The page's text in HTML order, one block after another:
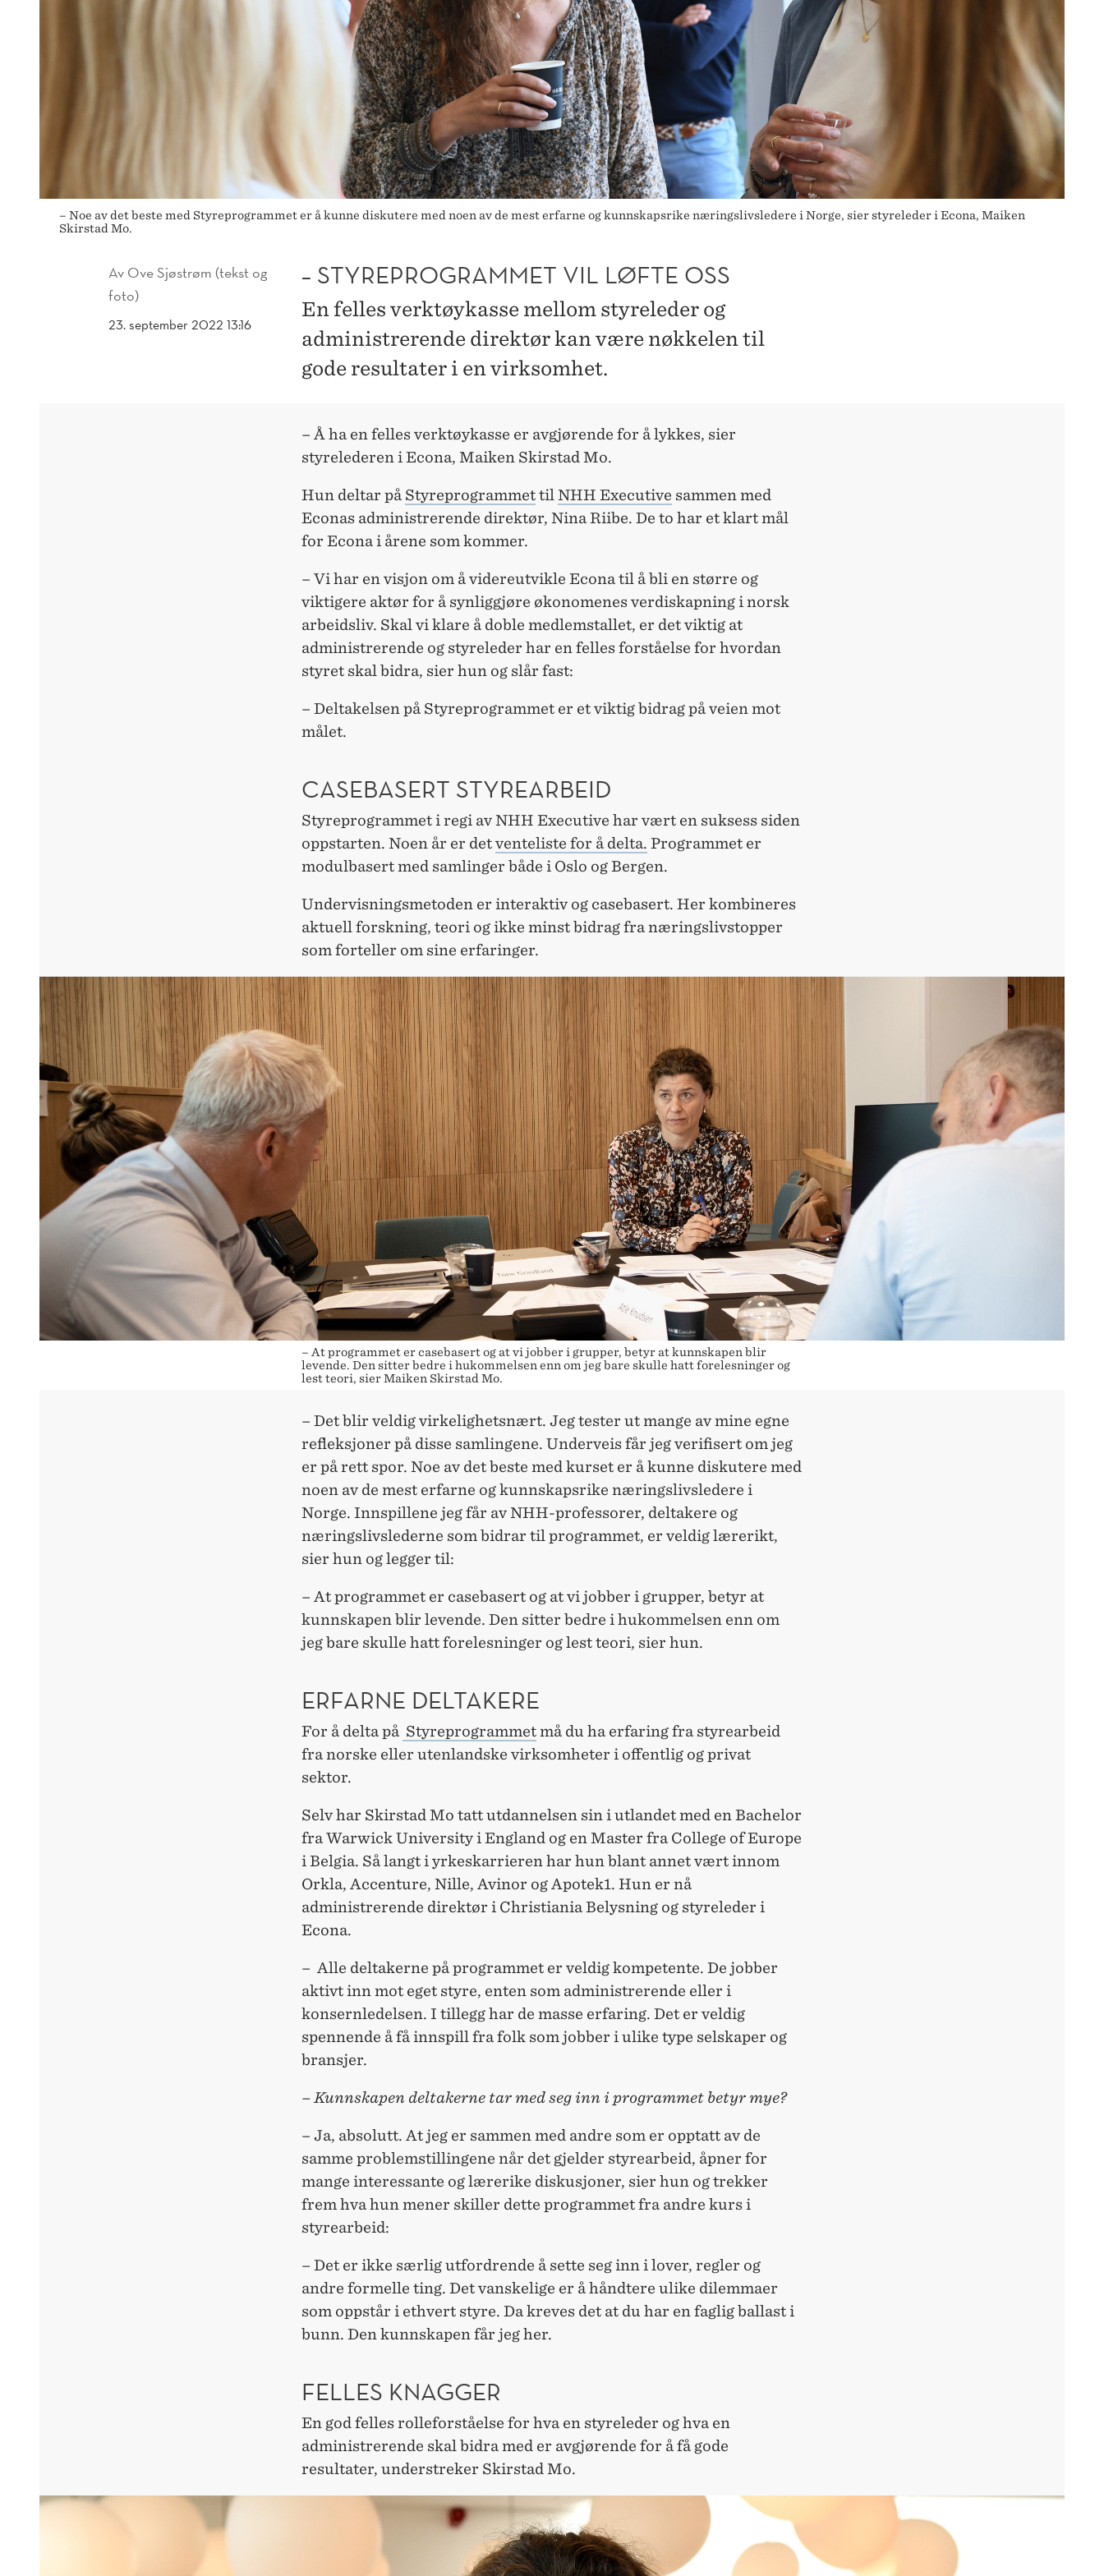
– Noe av det beste med Styreprogrammet er å kunne diskutere med noen av de mest erfarne og kunnskapsrike næringslivsledere i Norge, sier styreleder i Econa, Maiken
Skirstad Mo.
Av Ove Sjøstrøm (tekst og
foto)
23. september 2022 13:16
– STYREPROGRAMMET VIL LØFTE OSS
En felles verktøykasse mellom styreleder og
administrerende direktør kan være nøkkelen til
gode resultater i en virksomhet.
– Å ha en felles verktøykasse er avgjørende for å lykkes, sier
styrelederen i Econa, Maiken Skirstad Mo.
Hun deltar på Styreprogrammettil NHH Executive sammen med
Econas administrerende direktør, Nina Riibe. De to har et klart mål
for Econa i årene som kommer.
– Vi har en visjon om å videreutvikle Econa til å bli en større og
viktigere aktør for å synliggjøre økonomenes verdiskapning i norsk
arbeidsliv. Skal vi klare å doble medlemstallet, er det viktig at
administrerende og styreleder har en felles forståelse for hvordan
styret skal bidra, sier hun og slår fast:
– Deltakelsen på Styreprogrammet er et viktig bidrag på veien mot
målet.
CASEBASERT STYREARBEID
Styreprogrammet i regi av NHH Executive har vært en suksess siden
oppstarten. Noen år er detventeliste for å delta. Programmet er
modulbasert med samlinger både i Oslo og Bergen.
Undervisningsmetoden er interaktiv og casebasert. Her kombineres
aktuell forskning, teori og ikke minst bidrag fra næringslivstopper
som forteller om sine erfaringer.
– At programmet er casebasert og at vi jobber i grupper, betyr at kunnskapen blir
levende. Den sitter bedre i hukommelsen enn om jeg bare skulle hatt forelesninger og
lest teori, sier Maiken Skirstad Mo.
– Det blir veldig virkelighetsnært. Jeg tester ut mange av mine egne
refleksjoner på disse samlingene. Underveis får jeg verifisert om jeg
er på rett spor. Noe av det beste med kurset er å kunne diskutere med
noen av de mest erfarne og kunnskapsrike næringslivsledere i
Norge. Innspillene jeg får av NHH-professorer, deltakere og
næringslivslederne som bidrar til programmet, er veldig lærerikt,
sier hun og legger til:
– At programmet er casebasert og at vi jobber i grupper, betyr at
kunnskapen blir levende. Den sitter bedre i hukommelsen enn om
jeg bare skulle hatt forelesninger og lest teori, sier hun.
ERFARNE DELTAKERE
For å delta på Styreprogrammetmå du ha erfaring fra styrearbeid
fra norske eller utenlandske virksomheter i offentlig og privat
sektor.
Selv har Skirstad Mo tatt utdannelsen sin i utlandet med en Bachelor
fra Warwick University i England og en Master fra College of Europe
i Belgia. Så langt i yrkeskarrieren har hun blant annet vært innom
Orkla, Accenture, Nille, Avinor og Apotek1. Hun er nå
administrerende direktør i Christiania Belysning og styreleder i
Econa.
– Alle deltakerne på programmet er veldig kompetente. De jobber
aktivt inn mot eget styre, enten som administrerende eller i
konsernledelsen. I tillegg har de masse erfaring. Det er veldig
spennende å få innspill fra folk som jobber i ulike type selskaper og
bransjer.
– Kunnskapen deltakerne tar med seg inn i programmet betyr mye?
– Ja, absolutt. At jeg er sammen med andre som er opptatt av de
samme problemstillingene når det gjelder styrearbeid, åpner for
mange interessante og lærerike diskusjoner, sier hun og trekker
frem hva hun mener skiller dette programmet fra andre kurs i
styrearbeid:
– Det er ikke særlig utfordrende å sette seg inn i lover, regler og
andre formelle ting. Det vanskelige er å håndtere ulike dilemmaer
som oppstår i ethvert styre. Da kreves det at du har en faglig ballast i
bunn. Den kunnskapen får jeg her.
FELLES KNAGGER
En god felles rolleforståelse for hva en styreleder og hva en
administrerende skal bidra med er avgjørende for å få gode
resultater, understreker Skirstad Mo.